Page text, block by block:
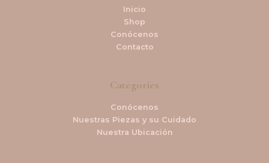
Inicio
Shop
Conócenos
Contacto
Categories
Conócenos
Nuestras Piezas y su Cuidado
Nuestra Ubicación